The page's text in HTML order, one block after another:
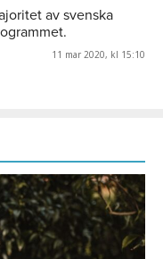
av svenska
11 mar 2020, kl 15:10